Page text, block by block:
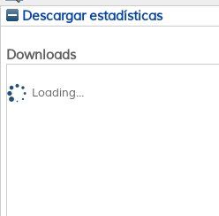
Descargar estadísticas
Downloads
Loading...